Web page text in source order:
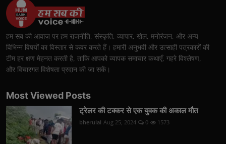
हम सब की आवाज़ पर हम राजनीति, संस्कृति, व्यापार, खेल, मनोरंजन, और अन्य
विभिन्न विषयों का विस्तार से कवर करते हैं। हमारी अनुभवी और उत्साही पत्रकारों की
टीम हर क्षण मेहनत करती है, ताकि आपको व्यापक समाचार कथाएँ, गहरे विश्लेषण,
और विचारगत विशेषता प्रदान की जा सकें।
Most Viewed Posts
ट्रेलर की टक्कर से एक युवक की अकाल मौत
bherulal Aug 25, 2024 0 1573